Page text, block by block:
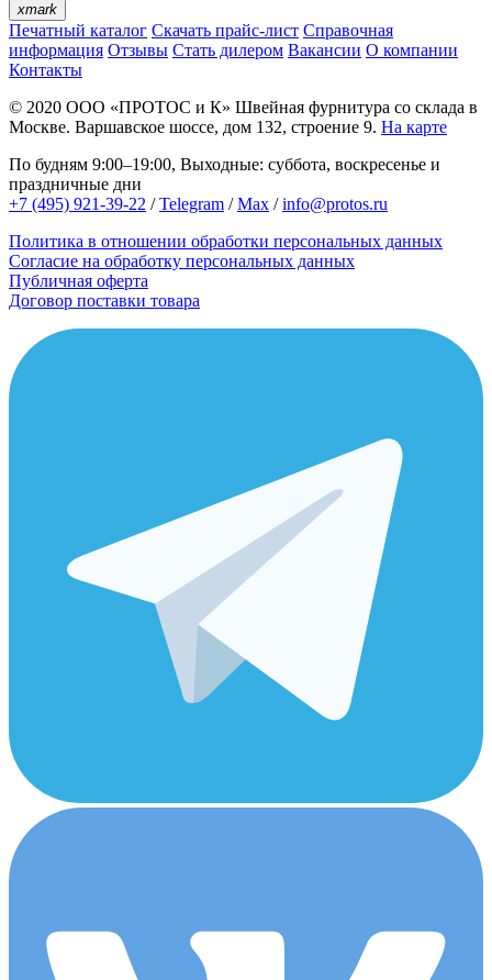
xmark
Печатный каталог Скачать прайс-лист Справочная
информация Отзывы Стать дилером Вакансии О компании
Контакты
© 2020 ООО «ПРОТОС и К» Швейная фурнитура со склада в
Москве. Варшавское шоссе, дом 132, строение 9. На карте
По будням 9:00–19:00, Выходные: суббота, воскресенье и
праздничные дни
+7 (495) 921-39-22 /Telegram /Max /info@protos.ru
Политика в отношении обработки персональных данных
Согласие на обработку персональных данных
Публичная оферта
Договор поставки товара